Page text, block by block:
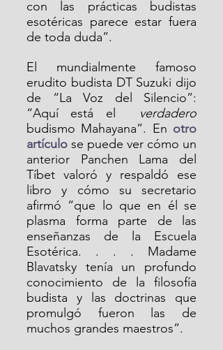
con las prácticas budistas
esotéricas parece estar fuera
de toda duda”.
El mundialmente famoso
erudito budista DT Suzuki dijo
de “La Voz del Silencio”:
“Aquí está el verdadero
budismo Mahayana”. En otro
artículo se puede ver cómo un
anterior Panchen Lama del
Tíbet valoró y respaldó ese
libro y cómo su secretario
afirmó “que lo que en él se
plasma forma parte de las
enseñanzas de la Escuela
Esotérica. . . . Madame
Blavatsky tenía un profundo
conocimiento de la filosofía
budista y las doctrinas que
promulgó fueron las de
muchos grandes maestros”.